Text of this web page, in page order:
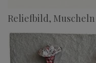
Reliefbild, Muscheln